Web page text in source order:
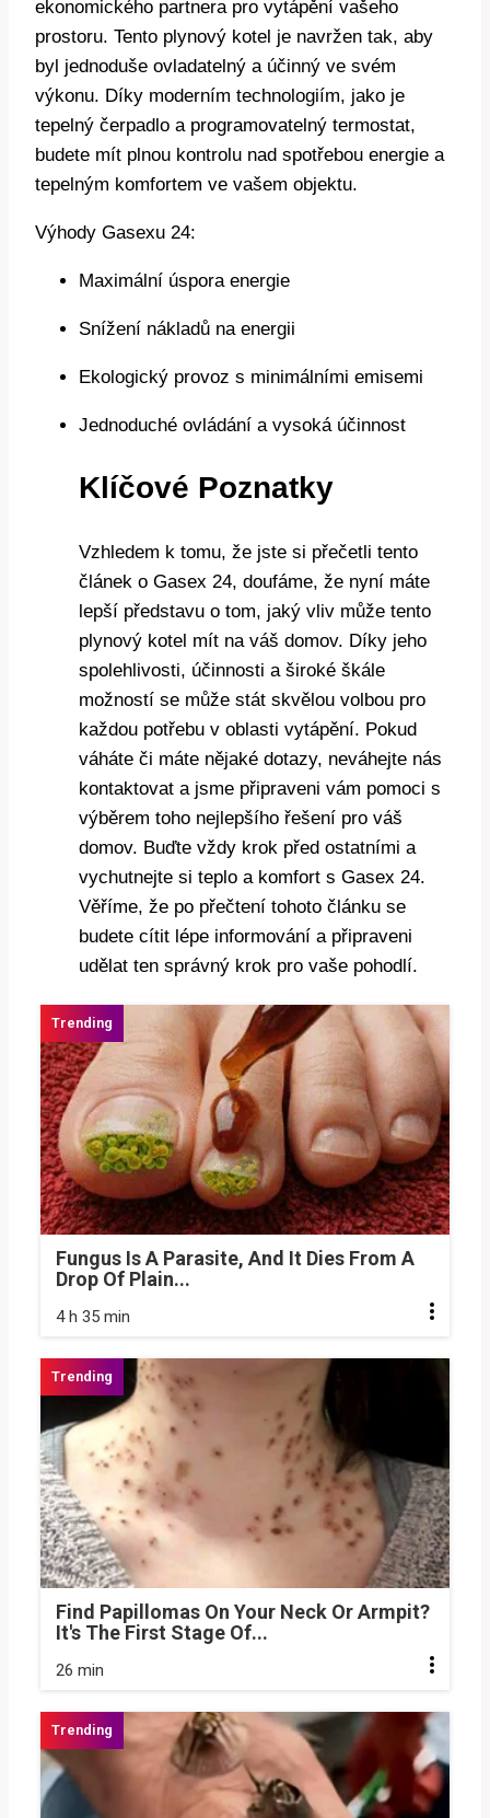
ekonomického partnera pro vytápění vašeho
prostoru. Tento plynový kotel je navržen tak, aby
byl jednoduše ovladatelný a účinný ve svém
výkonu. Díky moderním technologiím, jako je
tepelný čerpadlo a programovatelný termostat,
budete mít plnou kontrolu nad spotřebou energie a
tepelným komfortem ve vašem objektu.
Výhody Gasexu 24:
Maximální úspora energie
Snížení nákladů na energii
Ekologický provoz s minimálními emisemi
Jednoduché ovládání a vysoká účinnost
Klíčové Poznatky
Vzhledem k tomu, že jste si přečetli tento
článek o Gasex 24, doufáme, že nyní máte
lepší představu o tom, jaký vliv může tento
plynový kotel mít na váš domov. Díky jeho
spolehlivosti, účinnosti a široké škále
možností se může stát skvělou volbou pro
každou potřebu v oblasti vytápění. Pokud
váháte či máte nějaké dotazy, neváhejte nás
kontaktovat a jsme připraveni vám pomoci s
výběrem toho nejlepšího řešení pro váš
domov. Buďte vždy krok před ostatními a
vychutnejte si teplo a komfort s Gasex 24.
Věříme, že po přečtení tohoto článku se
budete cítit lépe informování a připraveni
udělat ten správný krok pro vaše pohodlí.
Fungus Is A Parasite, And It Dies From A
Drop Of Plain...
4 h 35 min
Find Papillomas On Your Neck Or Armpit?
It's The First Stage Of...
26 min